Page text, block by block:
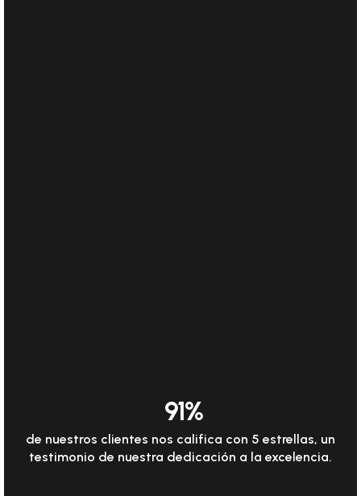
91%
de nuestros clientes nos califica con 5 estrellas, un
testimonio de nuestra dedicación a la excelencia.